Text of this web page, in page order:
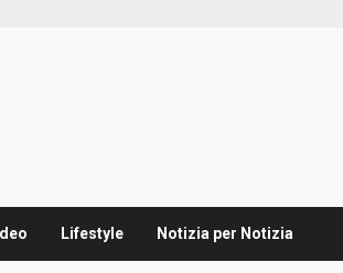
Lifestyle Notizia per Notizia